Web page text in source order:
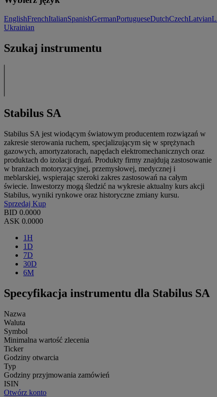
EnglishFrenchItalianSpanishGermanPortugueseDutchCzechLatvian
Ukrainian
Szukaj instrumentu
Stabilus SA
Stabilus SA jest wiodącym światowym producentem rozwiązań w
zakresie sterowania ruchem, specjalizującym się w sprężynach
gazowych, amortyzatorach, napędach elektromechanicznych oraz
produktach do izolacji drgań. Produkty firmy znajdują zastosowanie
w branżach motoryzacyjnej, przemysłowej, medycznej i
meblarskiej, wspierając szeroki zakres zastosowań na całym
świecie. Inwestorzy mogą śledzić na wykresie aktualny kurs akcji
Stabilus, wyniki rynkowe oraz historyczne zmiany kursu.
Sprzedaj Kup
BID 0.0000
ASK 0.0000
1H
1D
7D
30D
6M
Specyfikacja instrumentu dla Stabilus SA
Nazwa
Waluta
Symbol
Minimalna wartość zlecenia
Ticker
Godziny otwarcia
Typ
Godziny przyjmowania zamówień
ISIN
Otwórz konto